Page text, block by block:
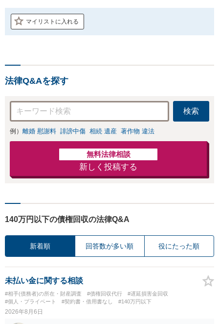
マイリストに入れる
法律Q&Aを探す
検索
例） 離婚 慰謝料 誹謗中傷 相続 遺産 著作物 違法
無料法律相談
新しく投稿する
140万円以下の債権回収の法律Q&A
新着順 回答数が多い順 役にたった順
未払い金に関する相談
#相手(債務者)の所在・財産調査 #債権回収代行
#遅延損害金回収
#個人・プライベート
#契約書・借用書なし #140万円以下
2026年8月6日